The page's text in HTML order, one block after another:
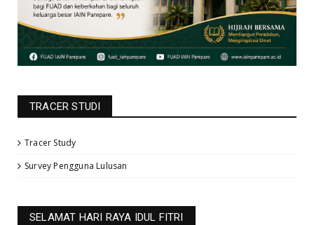
TRACER STUDI
Tracer Study
Survey Pengguna Lulusan
SELAMAT HARI RAYA IDUL FITRI